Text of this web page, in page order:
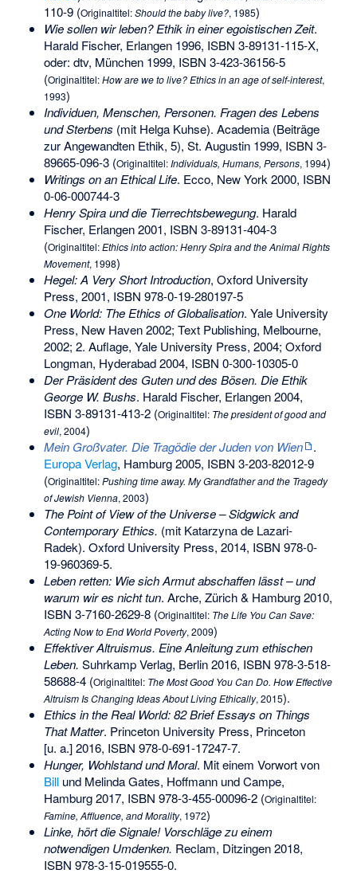
110-9(Originaltitel:Should the baby live?, 1985)
Wie sollen wir leben? Ethik in einer egoistischen Zeit.
Harald Fischer, Erlangen 1996, ISBN 3-89131-115-X,
oder: dtv, München 1999, ISBN 3-423-36156-5
(Originaltitel:How are we to live? Ethics in an age of self-interest,
1993)
Individuen, Menschen, Personen. Fragen des Lebens
und Sterbens (mit Helga Kuhse). Academia (Beiträge
zur Angewandten Ethik, 5), St. Augustin 1999, ISBN 3-
89665-096-3(Originaltitel: Individuals, Humans, Persons, 1994)
Writings on an Ethical Life. Ecco, New York 2000, ISBN
0-06-000744-3
Henry Spira und die Tierrechtsbewegung. Harald
Fischer, Erlangen 2001, ISBN 3-89131-404-3
(Originaltitel:Ethics into action: Henry Spira and the Animal Rights
Movement, 1998)
Hegel: A Very Short Introduction, Oxford University
Press, 2001, ISBN 978-0-19-280197-5
One World: The Ethics of Globalisation. Yale University
Press, New Haven 2002; Text Publishing, Melbourne,
2002; 2. Auflage, Yale University Press, 2004; Oxford
Longman, Hyderabad 2004, ISBN 0-300-10305-0
Der Präsident des Guten und des Bösen. Die Ethik
George W. Bushs. Harald Fischer, Erlangen 2004,
ISBN 3-89131-413-2(Originaltitel: The president of good and
evil, 2004)
Mein Großvater. Die Tragödie der Juden von Wien
.
Europa Verlag, Hamburg 2005, ISBN 3-203-82012-9
(Originaltitel:Pushing time away. My Grandfather and the Tragedy
of Jewish Vienna, 2003)
The Point of View of the Universe – Sidgwick and
Contemporary Ethics. (mit Katarzyna de Lazari-
Radek). Oxford University Press, 2014, ISBN 978-0-
19-960369-5.
Leben retten: Wie sich Armut abschaffen lässt – und
warum wir es nicht tun. Arche, Zürich & Hamburg 2010,
ISBN 3-7160-2629-8(Originaltitel: The Life You Can Save:
Acting Now to End World Poverty, 2009)
Effektiver Altruismus. Eine Anleitung zum ethischen
Leben. Suhrkamp Verlag, Berlin 2016, ISBN 978-3-518-
58688-4(Originaltitel: The Most Good You Can Do. How Effective
Altruism Is Changing Ideas About Living Ethically, 2015).
Ethics in the Real World: 82 Brief Essays on Things
That Matter. Princeton University Press, Princeton
[u. a.] 2016, ISBN 978-0-691-17247-7.
Hunger, Wohlstand und Moral. Mit einem Vorwort von
Billund Melinda Gates, Hoffmann und Campe,
Hamburg 2017, ISBN 978-3-455-00096-2(Originaltitel:
Famine, Affluence, and Morality, 1972)
Linke, hört die Signale! Vorschläge zu einem
notwendigen Umdenken. Reclam, Ditzingen 2018,
ISBN 978-3-15-019555-0.